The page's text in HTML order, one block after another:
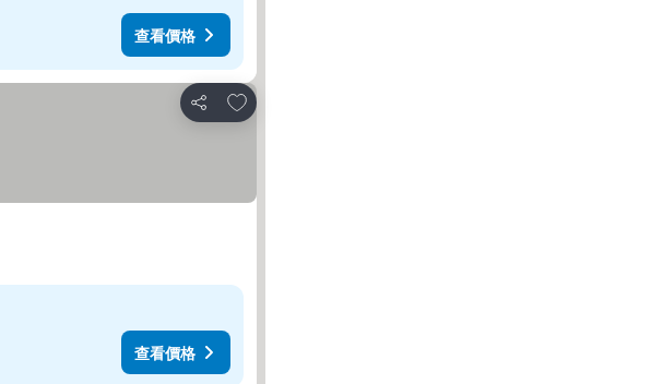
查看價格
分享
放到收藏夾
查看價格